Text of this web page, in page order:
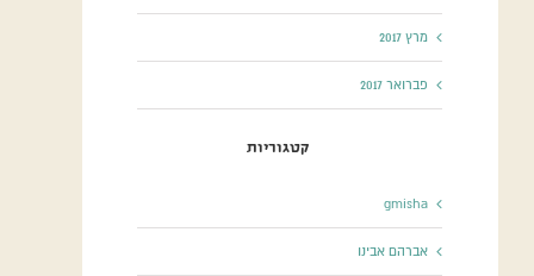
מרץ 2017
פברואר 2017
קטגוריות
gmisha
אברהם אבינו